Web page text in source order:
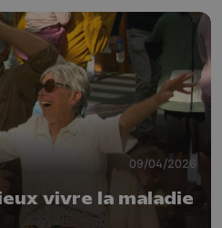
09/04/2026
vivre la maladie